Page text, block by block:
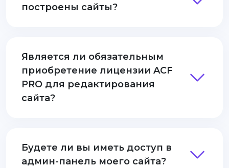
построены сайты?
Является ли обязательным
приобретение лицензии ACF
PRO для редактирования
сайта?
Будете ли вы иметь доступ в
админ-панель моего сайта?